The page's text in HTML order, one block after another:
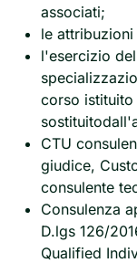
associati;
le
l'esercizio
corso
CTU
giudice,
consulente
Consulenza
D.lgs 126/
Qualified